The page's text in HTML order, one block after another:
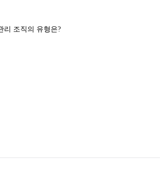
리 조직의 유형은?